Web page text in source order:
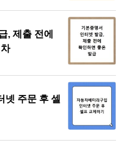
, 제출 전에
넷 주문 후 셀